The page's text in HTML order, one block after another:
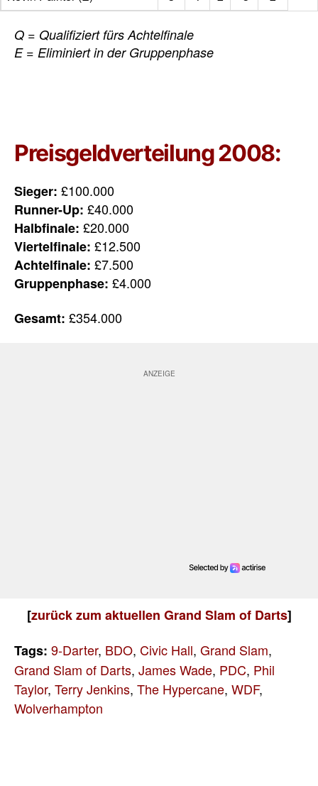
Q = Qualifiziert fürs Achtelfinale
E = Eliminiert in der Gruppenphase
Preisgeldverteilung 2008:
Sieger: £100.000
Runner-Up: £40.000
Halbfinale: £20.000
Viertelfinale: £12.500
Achtelfinale: £7.500
Gruppenphase: £4.000
Gesamt: £354.000
[zurück zum aktuellen Grand Slam of Darts]
Tags: 9-Darter, BDO, Civic Hall, Grand Slam,
Grand Slam of Darts, James Wade, PDC, Phil
Taylor, Terry Jenkins, The Hypercane, WDF,
Wolverhampton